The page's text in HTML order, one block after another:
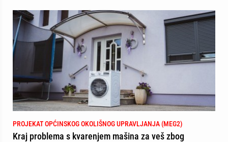
PROJEKAT OPĆINSKOG OKOLIŠNOG UPRAVLJANJA (MEG2)
Kraj problema s kvarenjem mašina za veš zbog